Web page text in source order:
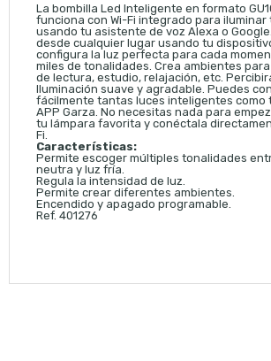
La bombilla Led Inteligente en formato
funciona con Wi-Fi integrado para iluminar
usando tu asistente de voz Alexa o
desde cualquier lugar usando tu
configura la luz perfecta para cada
miles de tonalidades. Crea ambientes
de lectura, estudio, relajación, etc.
Iluminación suave y agradable. Puedes
fácilmente tantas luces inteligentes como
APP Garza. No necesitas nada para
tu lámpara favorita y conéctala
Fi.
Características:
Permite escoger múltiples tonalidades
neutra y luz fría.
Regula la intensidad de luz.
Permite crear diferentes ambientes.
Encendido y apagado programable.
Ref. 401276